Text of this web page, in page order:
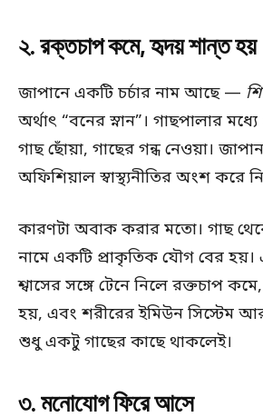
২. রক্তচাপ কমে, হৃদয় শান্ত হয়
জাপানে একটি চর্চার নাম আছে —
অর্থাৎ “বনের স্নান”। গাছপালার
গাছ ছোঁয়া, গাছের গন্ধ নেওয়া।
অফিশিয়াল স্বাস্থ্যনীতির অংশ করে
কারণটা অবাক করার মতো। গাছ
নামে একটি প্রাকৃতিক যৌগ বের
শ্বাসের সঙ্গে টেনে নিলে রক্তচাপ কমে,
হয়, এবং শরীরের ইমিউন সিস্টেম
শুধু একটু গাছের কাছে থাকলেই।
৩. মনোযোগ ফিরে আসে